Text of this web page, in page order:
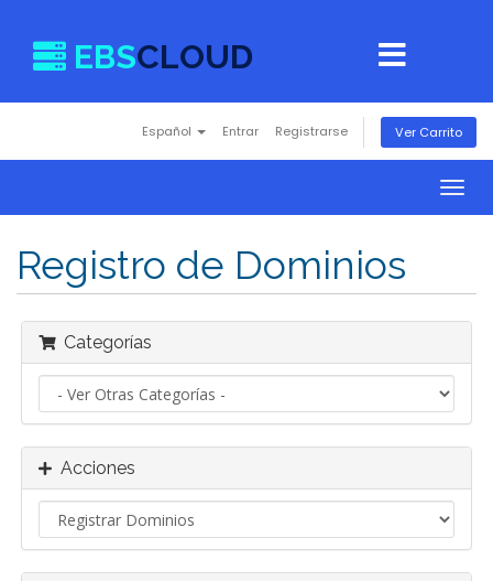
EBSCLOUD
Español Entrar Registrarse Ver Carrito
Registro de Dominios
Categorías
Acciones